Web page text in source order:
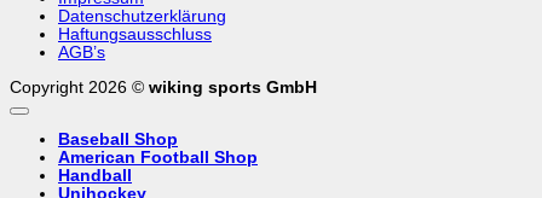
Datenschutzerklärung
Haftungsausschluss
AGB’s
Copyright 2026 © wiking sports GmbH
Baseball Shop
American Football Shop
Handball
Unihockey